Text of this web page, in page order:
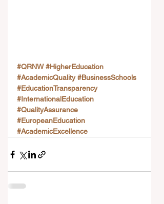
#QRNW #HigherEducation
#AcademicQuality #BusinessSchools
#EducationTransparency
#InternationalEducation
#QualityAssurance
#EuropeanEducation
#AcademicExcellence